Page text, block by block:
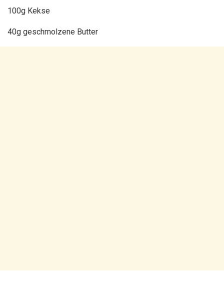
100g Kekse
40g geschmolzene Butter